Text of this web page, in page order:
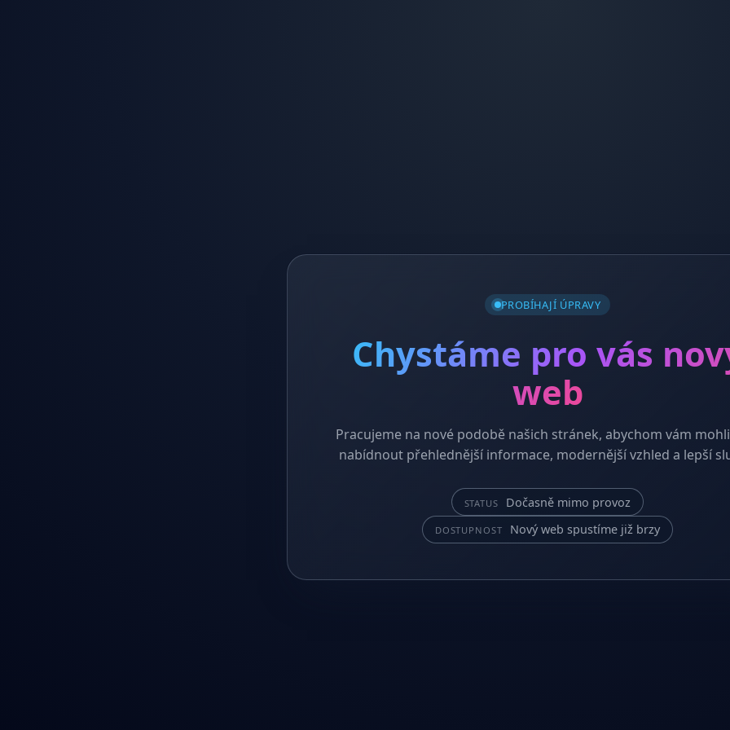
PROBÍHAJÍ ÚPRAVY
Chystáme pro vás
web
Pracujeme na nové podobě našich stránek, abychom vám
nabídnout přehlednější informace, modernější vzhled a lepší
STATUS Dočasně mimo provoz
DOSTUPNOST Nový web spustíme již brzy